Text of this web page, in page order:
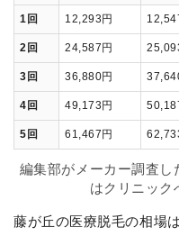
1回 12,293円
2回 24,587円
3回 36,880円
4回 49,173円
5回 61,467円
編集部がメーカー調査
はクリニック
藤が丘の医療脱毛の相場